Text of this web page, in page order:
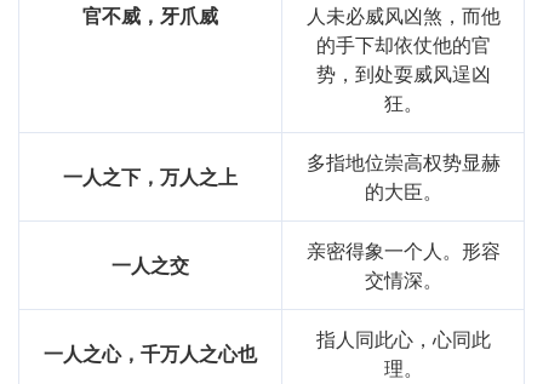
官不威，牙爪威
人未必威风凶煞，而他
的手下却依仗他的官
势，到处耍威风逞凶
狂。
一人之下，万人之上
多指地位崇高权势显赫
的大臣。
一人之交
亲密得象一个人。形容
交情深。
一人之心，千万人之心也
指人同此心，心同此
理。